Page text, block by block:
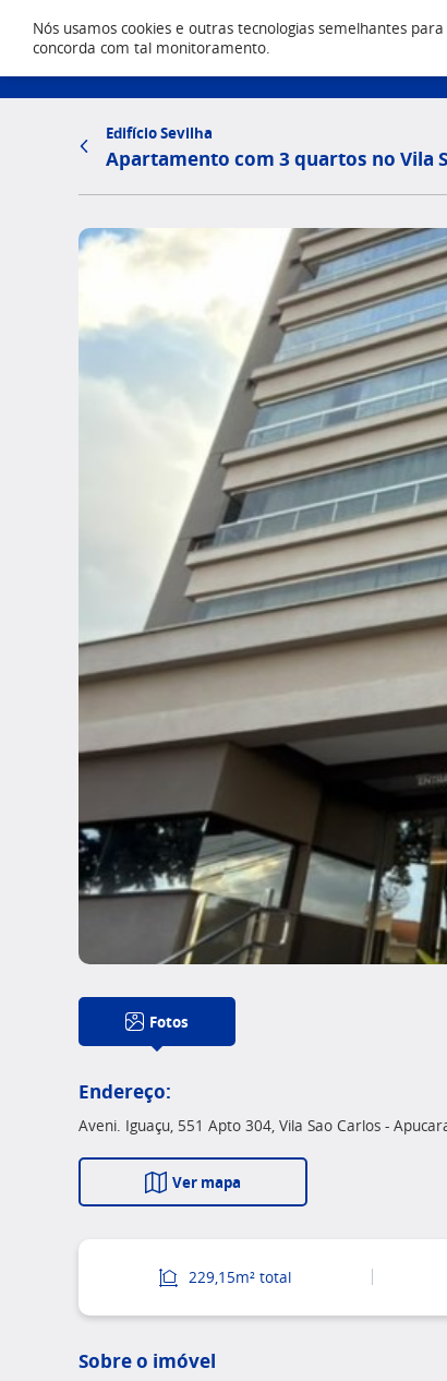
Edifício Sevilha
Apartamento com 3 quartos no Vila
Fotos
Endereço:
Aveni. Iguaçu, 551 Apto 304, Vila Sao Carlos -
Ver mapa
229,15m² total
Sobre o imóvel
Nós usamos cookies e outras tecnologias semelhantes
concorda com tal monitoramento.